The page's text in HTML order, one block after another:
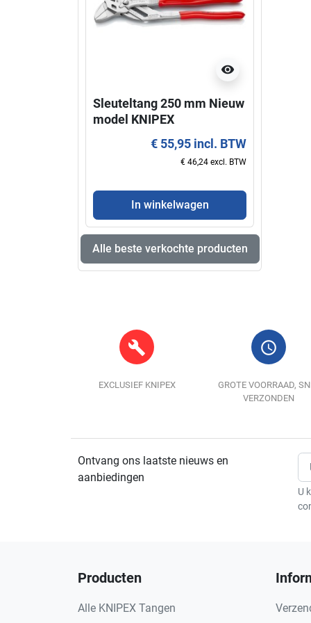
visibility
Sleuteltang 250 mm Nieuw
model KNIPEX
€ 55,95 incl. BTW
€ 46,24 excl. BTW
In winkelwagen
Alle beste verkochte producten
build
EXCLUSIEF KNIPEX
query_builder
GROTE VOORRAAD,
VERZONDEN
Ontvang ons laatste nieuws en
aanbiedingen
U
Producten
Alle KNIPEX Tangen